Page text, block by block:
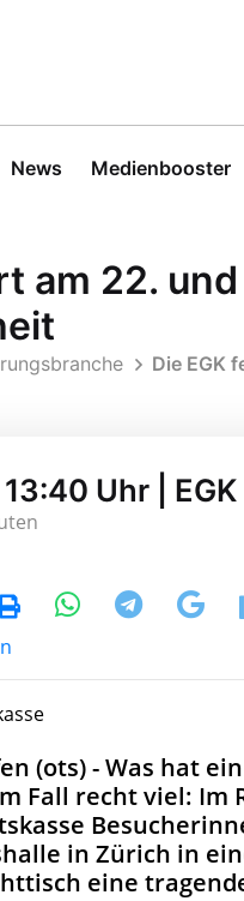
News Medienbooster
am 22.
Die EGK
Uhr |
(ots) - Was hat
Fall recht viel: Im
in Zürich in
eine